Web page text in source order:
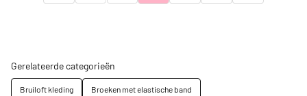
Gerelateerde categorieën
Bruiloft kleding Broeken met elastische band